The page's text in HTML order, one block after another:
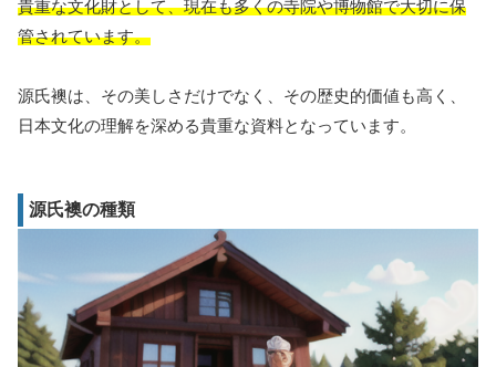
貴重な文化財として、現在も多くの寺院や博物館で大切に保
管されています。
源氏襖は、その美しさだけでなく、その歴史的価値も高く、
日本文化の理解を深める貴重な資料となっています。
源氏襖の種類